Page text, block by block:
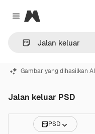
Close menu
Magnific
Gambar yang dihasilkan AI
Jalan keluar PSD
PSD